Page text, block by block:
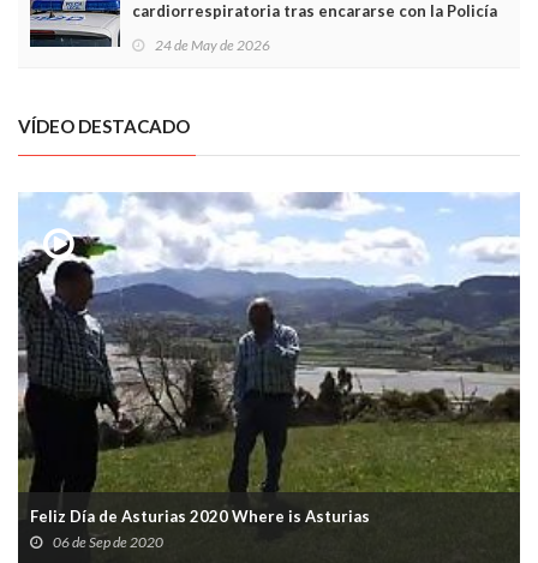
cardiorrespiratoria tras encararse con la Policía
Local en Luanco
24 de May de 2026
VÍDEO DESTACADO
Feliz Día de Asturias 2020 Where is Asturias
06 de Sep de 2020